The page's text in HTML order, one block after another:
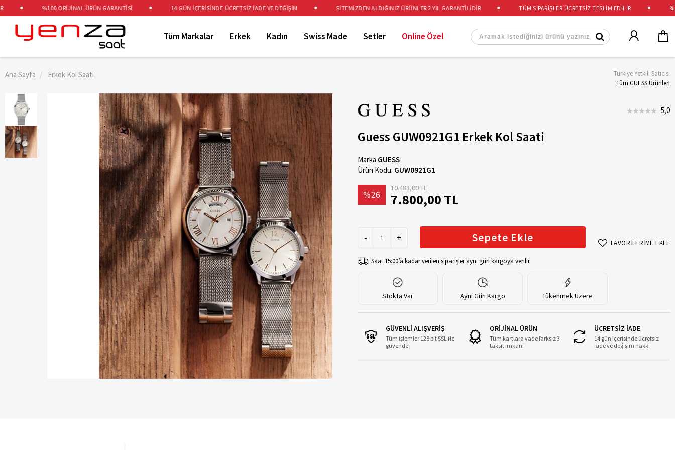
TÜM SİPARİŞLER ÜCRETSİZ TESLİM EDİLİR
%100 ORİJİNAL ÜRÜN GARANTİSİ 14 GÜN İÇERİSİNDE ÜCRETSİZ İADE VE DEĞİŞİM SİTEMİZDEN ALDIĞINIZ ÜRÜNLER 2 YIL GARANTİLİDİR
Tüm Markalar Erkek Kadın Swiss Made Setler Online Özel
Ana Sayfa Erkek Kol Saati
Türkiye Yetkili Satıcısı
Tüm GUESS Ürünleri
5,0
Guess GUW0921G1 Erkek Kol Saati
Marka GUESS
Ürün Kodu: GUW0921G1
%26
10.483,00 TL
7.800,00 TL
- + Sepete Ekle FAVORİLERİME EKLE
Saat 15:00’a kadar verilen siparişler aynı gün kargoya verilir.
Stokta Var Aynı Gün Kargo Tükenmek Üzere
GÜVENLİ ALIŞVERİŞ
Tüm işlemler 128 bit SSL ile
güvende
ORİJİNAL ÜRÜN
Tüm kartlara vade farksız 3
taksit imkanı
ÜCRETSİZ İADE
14 gün içerisinde ücretsiz
iade ve değişim hakkı